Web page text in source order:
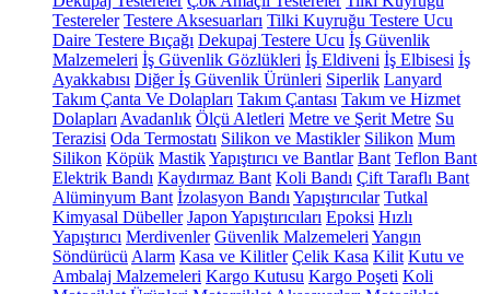
Testereler Testere Aksesuarları Tilki Kuyruğu Testere Ucu
Daire Testere Bıçağı Dekupaj Testere Ucu İş Güvenlik
Malzemeleri İş Güvenlik Gözlükleri İş Eldiveni İş Elbisesi İş
Ayakkabısı Diğer İş Güvenlik Ürünleri Siperlik Lanyard
Takım Çanta Ve Dolapları Takım Çantası Takım ve Hizmet
Dolapları Avadanlık Ölçü Aletleri Metre ve Şerit Metre Su
Terazisi Oda Termostatı Silikon ve Mastikler Silikon Mum
Silikon Köpük MastikYapıştırıcı ve Bantlar Bant Teflon Bant
Elektrik Bandı Kaydırmaz Bant Koli Bandı Çift Taraflı Bant
Alüminyum Bant İzolasyon Bandı Yapıştırıcılar Tutkal
Kimyasal Dübeller Japon Yapıştırıcıları Epoksi Hızlı
Yapıştırıcı Merdivenler Güvenlik Malzemeleri Yangın
Söndürücü Alarm Kasa ve Kilitler Çelik Kasa Kilit Kutu ve
Ambalaj Malzemeleri Kargo Kutusu Kargo Poşeti Koli